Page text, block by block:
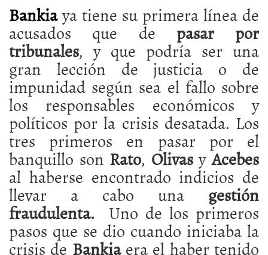
Bankiaya tiene su primera línea de
acusados que de pasar por
tribunales, y que podría ser una
gran lección de justicia o de
impunidad según sea el fallo sobre
los responsables económicos y
políticos por la crisis desatada. Los
tres primeros en pasar por el
banquillo son Rato, OlivasyAcebes
al haberse encontrado indicios de
llevar a cabo una gestión
fraudulenta. Uno de los primeros
pasos que se dio cuando iniciaba la
crisis de Bankiaera el haber tenido